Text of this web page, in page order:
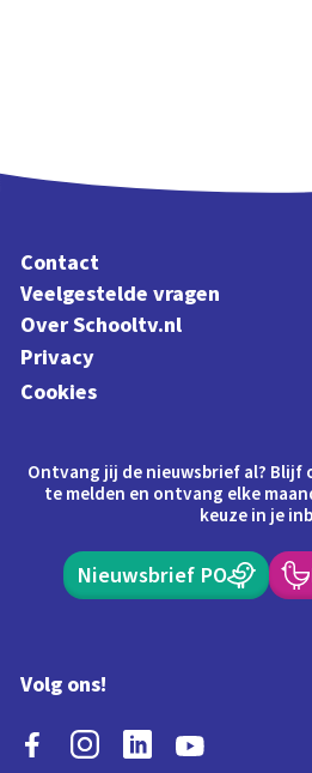
Contact
Veelgestelde vragen
Over Schooltv.nl
Privacy
Cookies
Ontvang jij de nieuwsbrief al? Blijf
te melden en ontvang elke
keuze in je
Nieuwsbrief PO
Volg ons!